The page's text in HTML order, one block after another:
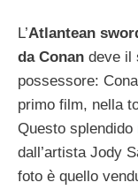
L’Atlantean
da Conan deve il
possessore:
primo film, nella
Questo splendido
dall’artista Jody
foto è quello